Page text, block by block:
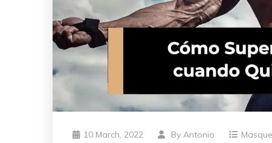
10 March, 2022 By Antonio